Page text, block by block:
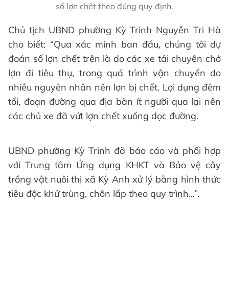
số lợn chết theo đúng quy định.
Chủ tịch UBND phường Kỳ Trinh Nguyễn Tri Hà
cho biết: “Qua xác minh ban đầu, chúng tôi dự
đoán số lợn chết trên là do các xe tải chuyên chở
lợn đi tiêu thụ, trong quá trình vận chuyển do
nhiều nguyên nhân nên lợn bị chết. Lợi dụng đêm
tối, đoạn đường qua địa bàn ít người qua lại nên
các chủ xe đã vứt lợn chết xuống dọc đường.
UBND phường Kỳ Trinh đã báo cáo và phối hợp
với Trung tâm Ứng dụng KHKT và Bảo vệ cây
trồng vật nuôi thị xã Kỳ Anh xử lý bằng hình thức
tiêu độc khử trùng, chôn lấp theo quy trình...”.